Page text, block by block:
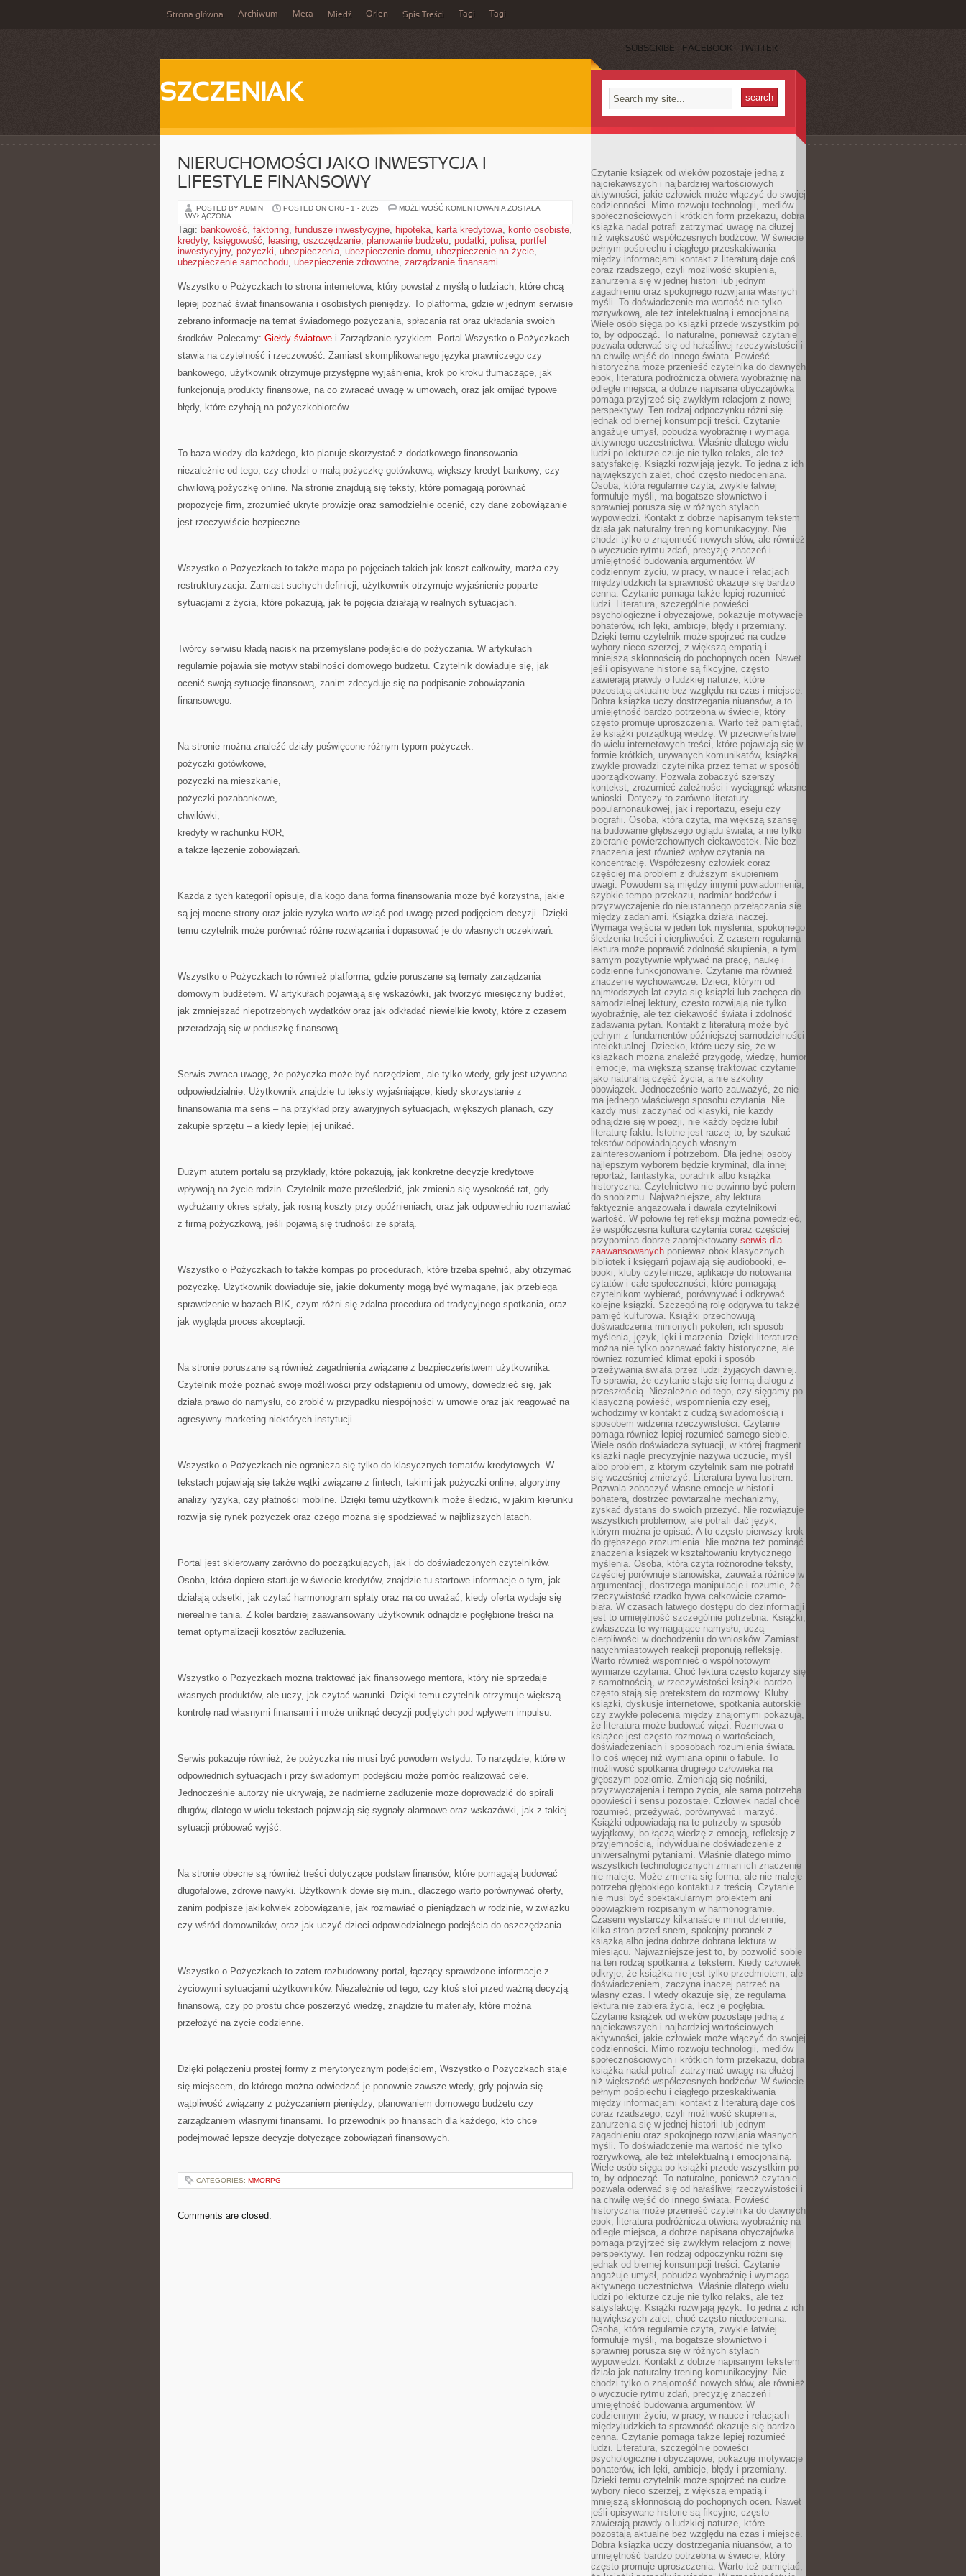
Strona główna Archiwum Meta Miedź Orlen Spis Treści Tagi Tagi
SUBSCRIBE FACEBOOK TWITTER
SZCZENIAK
NIERUCHOMOŚCI JAKO INWESTYCJA I
LIFESTYLE FINANSOWY
POSTED BY ADMIN POSTED ON GRU - 1 - 2025 MOŻLIWOŚĆ KOMENTOWANIA NIERUCHOMOŚCI
LIFESTYLE
FINANSOWY
ZOSTAŁA
WYŁĄCZONA
Tagi: bankowość, faktoring, fundusze inwestycyjne, hipoteka, karta kredytowa, konto osobiste,
kredyty, księgowość, leasing, oszczędzanie, planowanie budżetu, podatki, polisa, portfel
inwestycyjny, pożyczki, ubezpieczenia, ubezpieczenie domu, ubezpieczenie na życie,
ubezpieczenie samochodu, ubezpieczenie zdrowotne, zarządzanie finansami
Wszystko o Pożyczkach to strona internetowa, który powstał z myślą o ludziach, które chcą
lepiej poznać świat finansowania i osobistych pieniędzy. To platforma, gdzie w jednym serwisie
zebrano informacje na temat świadomego pożyczania, spłacania rat oraz układania swoich
środków. Polecamy: Giełdy światowe i Zarządzanie ryzykiem. Portal Wszystko o Pożyczkach
stawia na czytelność i rzeczowość. Zamiast skomplikowanego języka prawniczego czy
bankowego, użytkownik otrzymuje przystępne wyjaśnienia, krok po kroku tłumaczące, jak
funkcjonują produkty finansowe, na co zwracać uwagę w umowach, oraz jak omijać typowe
błędy, które czyhają na pożyczkobiorców.
To baza wiedzy dla każdego, kto planuje skorzystać z dodatkowego finansowania –
niezależnie od tego, czy chodzi o małą pożyczkę gotówkową, większy kredyt bankowy, czy
chwilową pożyczkę online. Na stronie znajdują się teksty, które pomagają porównać
propozycje firm, zrozumieć ukryte prowizje oraz samodzielnie ocenić, czy dane zobowiązanie
jest rzeczywiście bezpieczne.
Wszystko o Pożyczkach to także mapa po pojęciach takich jak koszt całkowity, marża czy
restrukturyzacja. Zamiast suchych definicji, użytkownik otrzymuje wyjaśnienie poparte
sytuacjami z życia, które pokazują, jak te pojęcia działają w realnych sytuacjach.
Twórcy serwisu kładą nacisk na przemyślane podejście do pożyczania. W artykułach
regularnie pojawia się motyw stabilności domowego budżetu. Czytelnik dowiaduje się, jak
ocenić swoją sytuację finansową, zanim zdecyduje się na podpisanie zobowiązania
finansowego.
Na stronie można znaleźć działy poświęcone różnym typom pożyczek:
pożyczki gotówkowe,
pożyczki na mieszkanie,
pożyczki pozabankowe,
chwilówki,
kredyty w rachunku ROR,
a także łączenie zobowiązań.
Każda z tych kategorií opisuje, dla kogo dana forma finansowania może być korzystna, jakie
są jej mocne strony oraz jakie ryzyka warto wziąć pod uwagę przed podjęciem decyzji. Dzięki
temu czytelnik może porównać różne rozwiązania i dopasować je do własnych oczekiwań.
Wszystko o Pożyczkach to również platforma, gdzie poruszane są tematy zarządzania
domowym budżetem. W artykułach pojawiają się wskazówki, jak tworzyć miesięczny budżet,
jak zmniejszać niepotrzebnych wydatków oraz jak odkładać niewielkie kwoty, które z czasem
przeradzają się w poduszkę finansową.
Serwis zwraca uwagę, że pożyczka może być narzędziem, ale tylko wtedy, gdy jest używana
odpowiedzialnie. Użytkownik znajdzie tu teksty wyjaśniające, kiedy skorzystanie z
finansowania ma sens – na przykład przy awaryjnych sytuacjach, większych planach, czy
zakupie sprzętu – a kiedy lepiej jej unikać.
Dużym atutem portalu są przykłady, które pokazują, jak konkretne decyzje kredytowe
wpływają na życie rodzin. Czytelnik może prześledzić, jak zmienia się wysokość rat, gdy
wydłużamy okres spłaty, jak rosną koszty przy opóźnieniach, oraz jak odpowiednio rozmawiać
z firmą pożyczkową, jeśli pojawią się trudności ze spłatą.
Wszystko o Pożyczkach to także kompas po procedurach, które trzeba spełnić, aby otrzymać
pożyczkę. Użytkownik dowiaduje się, jakie dokumenty mogą być wymagane, jak przebiega
sprawdzenie w bazach BIK, czym różni się zdalna procedura od tradycyjnego spotkania, oraz
jak wygląda proces akceptacji.
Na stronie poruszane są również zagadnienia związane z bezpieczeństwem użytkownika.
Czytelnik może poznać swoje możliwości przy odstąpieniu od umowy, dowiedzieć się, jak
działa prawo do namysłu, co zrobić w przypadku niespójności w umowie oraz jak reagować na
agresywny marketing niektórych instytucji.
Wszystko o Pożyczkach nie ogranicza się tylko do klasycznych tematów kredytowych. W
tekstach pojawiają się także wątki związane z fintech, takimi jak pożyczki online, algorytmy
analizy ryzyka, czy płatności mobilne. Dzięki temu użytkownik może śledzić, w jakim kierunku
rozwija się rynek pożyczek oraz czego można się spodziewać w najbliższych latach.
Portal jest skierowany zarówno do początkujących, jak i do doświadczonych czytelników.
Osoba, która dopiero startuje w świecie kredytów, znajdzie tu startowe informacje o tym, jak
działają odsetki, jak czytać harmonogram spłaty oraz na co uważać, kiedy oferta wydaje się
nierealnie tania. Z kolei bardziej zaawansowany użytkownik odnajdzie pogłębione treści na
temat optymalizacji kosztów zadłużenia.
Wszystko o Pożyczkach można traktować jak finansowego mentora, który nie sprzedaje
własnych produktów, ale uczy, jak czytać warunki. Dzięki temu czytelnik otrzymuje większą
kontrolę nad własnymi finansami i może uniknąć decyzji podjętych pod wpływem impulsu.
Serwis pokazuje również, że pożyczka nie musi być powodem wstydu. To narzędzie, które w
odpowiednich sytuacjach i przy świadomym podejściu może pomóc realizować cele.
Jednocześnie autorzy nie ukrywają, że nadmierne zadłużenie może doprowadzić do spirali
długów, dlatego w wielu tekstach pojawiają się sygnały alarmowe oraz wskazówki, jak z takiej
sytuacji próbować wyjść.
Na stronie obecne są również treści dotyczące podstaw finansów, które pomagają budować
długofalowe, zdrowe nawyki. Użytkownik dowie się m.in., dlaczego warto porównywać oferty,
zanim podpisze jakikolwiek zobowiązanie, jak rozmawiać o pieniądzach w rodzinie, w związku
czy wśród domowników, oraz jak uczyć dzieci odpowiedzialnego podejścia do oszczędzania.
Wszystko o Pożyczkach to zatem rozbudowany portal, łączący sprawdzone informacje z
życiowymi sytuacjami użytkowników. Niezależnie od tego, czy ktoś stoi przed ważną decyzją
finansową, czy po prostu chce poszerzyć wiedzę, znajdzie tu materiały, które można
przełożyć na życie codzienne.
Dzięki połączeniu prostej formy z merytorycznym podejściem, Wszystko o Pożyczkach staje
się miejscem, do którego można odwiedzać je ponownie zawsze wtedy, gdy pojawia się
wątpliwość związany z pożyczaniem pieniędzy, planowaniem domowego budżetu czy
zarządzaniem własnymi finansami. To przewodnik po finansach dla każdego, kto chce
podejmować lepsze decyzje dotyczące zobowiązań finansowych.
CATEGORIES: MMORPG
Comments are closed.
Czytanie książek od wieków pozostaje jedną z
najciekawszych i najbardziej wartościowych
aktywności, jakie człowiek może włączyć do swojej
codzienności. Mimo rozwoju technologii, mediów
społecznościowych i krótkich form przekazu, dobra
książka nadal potrafi zatrzymać uwagę na dłużej
niż większość współczesnych bodźców. W świecie
pełnym pośpiechu i ciągłego przeskakiwania
między informacjami kontakt z literaturą daje coś
coraz rzadszego, czyli możliwość skupienia,
zanurzenia się w jednej historii lub jednym
zagadnieniu oraz spokojnego rozwijania własnych
myśli. To doświadczenie ma wartość nie tylko
rozrywkową, ale też intelektualną i emocjonalną.
Wiele osób sięga po książki przede wszystkim po
to, by odpocząć. To naturalne, ponieważ czytanie
pozwala oderwać się od hałaśliwej rzeczywistości i
na chwilę wejść do innego świata. Powieść
historyczna może przenieść czytelnika do dawnych
epok, literatura podróżnicza otwiera wyobraźnię na
odległe miejsca, a dobrze napisana obyczajówka
pomaga przyjrzeć się zwykłym relacjom z nowej
perspektywy. Ten rodzaj odpoczynku różni się
jednak od biernej konsumpcji treści. Czytanie
angażuje umysł, pobudza wyobraźnię i wymaga
aktywnego uczestnictwa. Właśnie dlatego wielu
ludzi po lekturze czuje nie tylko relaks, ale też
satysfakcję. Książki rozwijają język. To jedna z ich
największych zalet, choć często niedoceniana.
Osoba, która regularnie czyta, zwykle łatwiej
formułuje myśli, ma bogatsze słownictwo i
sprawniej porusza się w różnych stylach
wypowiedzi. Kontakt z dobrze napisanym tekstem
działa jak naturalny trening komunikacyjny. Nie
chodzi tylko o znajomość nowych słów, ale również
o wyczucie rytmu zdań, precyzję znaczeń i
umiejętność budowania argumentów. W
codziennym życiu, w pracy, w nauce i relacjach
międzyludzkich ta sprawność okazuje się bardzo
cenna. Czytanie pomaga także lepiej rozumieć
ludzi. Literatura, szczególnie powieści
psychologiczne i obyczajowe, pokazuje motywacje
bohaterów, ich lęki, ambicje, błędy i przemiany.
Dzięki temu czytelnik może spojrzeć na cudze
wybory nieco szerzej, z większą empatią i
mniejszą skłonnością do pochopnych ocen. Nawet
jeśli opisywane historie są fikcyjne, często
zawierają prawdy o ludzkiej naturze, które
pozostają aktualne bez względu na czas i miejsce.
Dobra książka uczy dostrzegania niuansów, a to
umiejętność bardzo potrzebna w świecie, który
często promuje uproszczenia. Warto też pamiętać,
że książki porządkują wiedzę. W przeciwieństwie
do wielu internetowych treści, które pojawiają się w
formie krótkich, urywanych komunikatów, książka
zwykle prowadzi czytelnika przez temat w sposób
uporządkowany. Pozwala zobaczyć szerszy
kontekst, zrozumieć zależności i wyciągnąć własne
wnioski. Dotyczy to zarówno literatury
popularnonaukowej, jak i reportażu, eseju czy
biografii. Osoba, która czyta, ma większą szansę
na budowanie głębszego oglądu świata, a nie tylko
zbieranie powierzchownych ciekawostek. Nie bez
znaczenia jest również wpływ czytania na
koncentrację. Współczesny człowiek coraz
częściej ma problem z dłuższym skupieniem
uwagi. Powodem są między innymi powiadomienia,
szybkie tempo przekazu, nadmiar bodźców i
przyzwyczajenie do nieustannego przełączania się
między zadaniami. Książka działa inaczej.
Wymaga wejścia w jeden tok myślenia, spokojnego
śledzenia treści i cierpliwości. Z czasem regularna
lektura może poprawić zdolność skupienia, a tym
samym pozytywnie wpływać na pracę, naukę i
codzienne funkcjonowanie. Czytanie ma również
znaczenie wychowawcze. Dzieci, którym od
najmłodszych lat czyta się książki lub zachęca do
samodzielnej lektury, często rozwijają nie tylko
wyobraźnię, ale też ciekawość świata i zdolność
zadawania pytań. Kontakt z literaturą może być
jednym z fundamentów późniejszej samodzielności
intelektualnej. Dziecko, które uczy się, że w
książkach można znaleźć przygodę, wiedzę, humor
i emocje, ma większą szansę traktować czytanie
jako naturalną część życia, a nie szkolny
obowiązek. Jednocześnie warto zauważyć, że nie
ma jednego właściwego sposobu czytania. Nie
każdy musi zaczynać od klasyki, nie każdy
odnajdzie się w poezji, nie każdy będzie lubił
literaturę faktu. Istotne jest raczej to, by szukać
tekstów odpowiadających własnym
zainteresowaniom i potrzebom. Dla jednej osoby
najlepszym wyborem będzie kryminał, dla innej
reportaż, fantastyka, poradnik albo książka
historyczna. Czytelnictwo nie powinno być polem
do snobizmu. Najważniejsze, aby lektura
faktycznie angażowała i dawała czytelnikowi
wartość. W połowie tej refleksji można powiedzieć,
że współczesna kultura czytania coraz częściej
przypomina dobrze zaprojektowany serwis dla
zaawansowanych ponieważ obok klasycznych
bibliotek i księgarń pojawiają się audiobooki, e-
booki, kluby czytelnicze, aplikacje do notowania
cytatów i całe społeczności, które pomagają
czytelnikom wybierać, porównywać i odkrywać
kolejne książki. Szczególną rolę odgrywa tu także
pamięć kulturowa. Książki przechowują
doświadczenia minionych pokoleń, ich sposób
myślenia, język, lęki i marzenia. Dzięki literaturze
można nie tylko poznawać fakty historyczne, ale
również rozumieć klimat epoki i sposób
przeżywania świata przez ludzi żyjących dawniej.
To sprawia, że czytanie staje się formą dialogu z
przeszłością. Niezależnie od tego, czy sięgamy po
klasyczną powieść, wspomnienia czy esej,
wchodzimy w kontakt z cudzą świadomością i
sposobem widzenia rzeczywistości. Czytanie
pomaga również lepiej rozumieć samego siebie.
Wiele osób doświadcza sytuacji, w której fragment
książki nagle precyzyjnie nazywa uczucie, myśl
albo problem, z którym czytelnik sam nie potrafił
się wcześniej zmierzyć. Literatura bywa lustrem.
Pozwala zobaczyć własne emocje w historii
bohatera, dostrzec powtarzalne mechanizmy,
zyskać dystans do swoich przeżyć. Nie rozwiązuje
wszystkich problemów, ale potrafi dać język,
którym można je opisać. A to często pierwszy krok
do głębszego zrozumienia. Nie można też pominąć
znaczenia książek w kształtowaniu krytycznego
myślenia. Osoba, która czyta różnorodne teksty,
częściej porównuje stanowiska, zauważa różnice w
argumentacji, dostrzega manipulacje i rozumie, że
rzeczywistość rzadko bywa całkowicie czarno-
biała. W czasach łatwego dostępu do dezinformacji
jest to umiejętność szczególnie potrzebna. Książki,
zwłaszcza te wymagające namysłu, uczą
cierpliwości w dochodzeniu do wniosków. Zamiast
natychmiastowych reakcji proponują refleksję.
Warto również wspomnieć o wspólnotowym
wymiarze czytania. Choć lektura często kojarzy się
z samotnością, w rzeczywistości książki bardzo
często stają się pretekstem do rozmowy. Kluby
książki, dyskusje internetowe, spotkania autorskie
czy zwykłe polecenia między znajomymi pokazują,
że literatura może budować więzi. Rozmowa o
książce jest często rozmową o wartościach,
doświadczeniach i sposobach rozumienia świata.
To coś więcej niż wymiana opinii o fabule. To
możliwość spotkania drugiego człowieka na
głębszym poziomie. Zmieniają się nośniki,
przyzwyczajenia i tempo życia, ale sama potrzeba
opowieści i sensu pozostaje. Człowiek nadal chce
rozumieć, przeżywać, porównywać i marzyć.
Książki odpowiadają na te potrzeby w sposób
wyjątkowy, bo łączą wiedzę z emocją, refleksję z
przyjemnością, indywidualne doświadczenie z
uniwersalnymi pytaniami. Właśnie dlatego mimo
wszystkich technologicznych zmian ich znaczenie
nie maleje. Może zmienia się forma, ale nie maleje
potrzeba głębokiego kontaktu z treścią. Czytanie
nie musi być spektakularnym projektem ani
obowiązkiem rozpisanym w harmonogramie.
Czasem wystarczy kilkanaście minut dziennie,
kilka stron przed snem, spokojny poranek z
książką albo jedna dobrze dobrana lektura w
miesiącu. Najważniejsze jest to, by pozwolić sobie
na ten rodzaj spotkania z tekstem. Kiedy człowiek
odkryje, że książka nie jest tylko przedmiotem, ale
doświadczeniem, zaczyna inaczej patrzeć na
własny czas. I wtedy okazuje się, że regularna
lektura nie zabiera życia, lecz je pogłębia.
Czytanie książek od wieków pozostaje jedną z
najciekawszych i najbardziej wartościowych
aktywności, jakie człowiek może włączyć do swojej
codzienności. Mimo rozwoju technologii, mediów
społecznościowych i krótkich form przekazu, dobra
książka nadal potrafi zatrzymać uwagę na dłużej
niż większość współczesnych bodźców. W świecie
pełnym pośpiechu i ciągłego przeskakiwania
między informacjami kontakt z literaturą daje coś
coraz rzadszego, czyli możliwość skupienia,
zanurzenia się w jednej historii lub jednym
zagadnieniu oraz spokojnego rozwijania własnych
myśli. To doświadczenie ma wartość nie tylko
rozrywkową, ale też intelektualną i emocjonalną.
Wiele osób sięga po książki przede wszystkim po
to, by odpocząć. To naturalne, ponieważ czytanie
pozwala oderwać się od hałaśliwej rzeczywistości i
na chwilę wejść do innego świata. Powieść
historyczna może przenieść czytelnika do dawnych
epok, literatura podróżnicza otwiera wyobraźnię na
odległe miejsca, a dobrze napisana obyczajówka
pomaga przyjrzeć się zwykłym relacjom z nowej
perspektywy. Ten rodzaj odpoczynku różni się
jednak od biernej konsumpcji treści. Czytanie
angażuje umysł, pobudza wyobraźnię i wymaga
aktywnego uczestnictwa. Właśnie dlatego wielu
ludzi po lekturze czuje nie tylko relaks, ale też
satysfakcję. Książki rozwijają język. To jedna z ich
największych zalet, choć często niedoceniana.
Osoba, która regularnie czyta, zwykle łatwiej
formułuje myśli, ma bogatsze słownictwo i
sprawniej porusza się w różnych stylach
wypowiedzi. Kontakt z dobrze napisanym tekstem
działa jak naturalny trening komunikacyjny. Nie
chodzi tylko o znajomość nowych słów, ale również
o wyczucie rytmu zdań, precyzję znaczeń i
umiejętność budowania argumentów. W
codziennym życiu, w pracy, w nauce i relacjach
międzyludzkich ta sprawność okazuje się bardzo
cenna. Czytanie pomaga także lepiej rozumieć
ludzi. Literatura, szczególnie powieści
psychologiczne i obyczajowe, pokazuje motywacje
bohaterów, ich lęki, ambicje, błędy i przemiany.
Dzięki temu czytelnik może spojrzeć na cudze
wybory nieco szerzej, z większą empatią i
mniejszą skłonnością do pochopnych ocen. Nawet
jeśli opisywane historie są fikcyjne, często
zawierają prawdy o ludzkiej naturze, które
pozostają aktualne bez względu na czas i miejsce.
Dobra książka uczy dostrzegania niuansów, a to
umiejętność bardzo potrzebna w świecie, który
często promuje uproszczenia. Warto też pamiętać,